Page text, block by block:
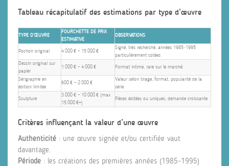
Tableau récapitulatif des estimations par type d’œuvre
TYPE D’ŒUVRE
FOURCHETTE DE PRIX
ESTIMATIVE
OBSERVATIONS
Pochoir original 4 000 € – 15 000 €
Signé, très recherché, années 1985‑1995
particulièrement cotées
Dessin original sur
papier
1 000 € – 4 000 €
Format intime, rare sur le marché
Sérigraphie en
édition limitée
600 € – 2 000 €
Valeur selon tirage, format, popularité de la
série
Sculpture
3 000 € – 10 000 € (max
15 000 €+)
Pièces éditées ou uniques, demande croissante
Critères influençant la valeur d’une œuvre
Authenticité : une œuvre signée et/ou certifiée vaut
davantage.
Période : les créations des premières années (1985‑1995)